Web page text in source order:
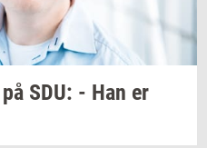
på SDU: - Han er